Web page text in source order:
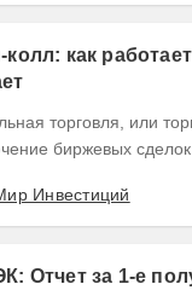
как
торговля, или
биржевых
Инвестиций
Отчет за 1-е